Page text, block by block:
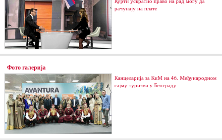
рачунају на плате
Фото галерија
Канцеларија за КиМ на 46. Међународном
сајму туризма у Београду